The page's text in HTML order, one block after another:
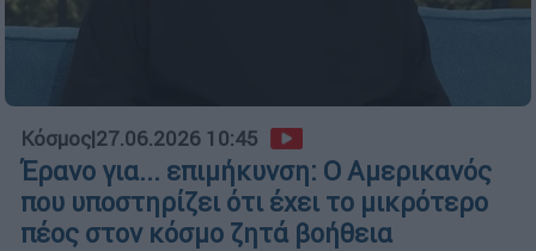
Κόσμος|27.06.2026 10:45
Έρανο για... επιμήκυνση: Ο Αμερικανός
που υποστηρίζει ότι έχει το μικρότερο
πέος στον κόσμο ζητά βοήθεια